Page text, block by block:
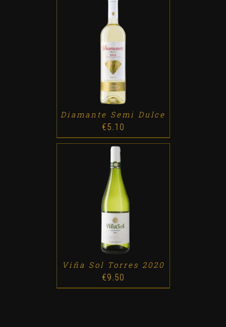
ADD TO CART /
Diamante Semi Dulce
€5.10
ADD TO CART DETALLES
Viña Sol Torres 2020
€9.50